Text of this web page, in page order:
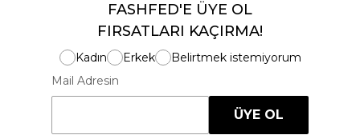
FASHFED'E ÜYE OL
FIRSATLARI KAÇIRMA!
Kadın Erkek
Belirtmek istemiyorum
Mail Adresin
ÜYE OL